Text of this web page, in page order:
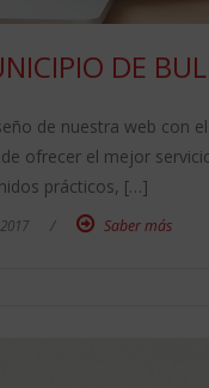
DE
de nuestra web con
ofrecer el mejor
prácticos, […]
/ Saber más